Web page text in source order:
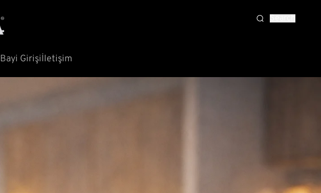
Bayi Girişiİletişim